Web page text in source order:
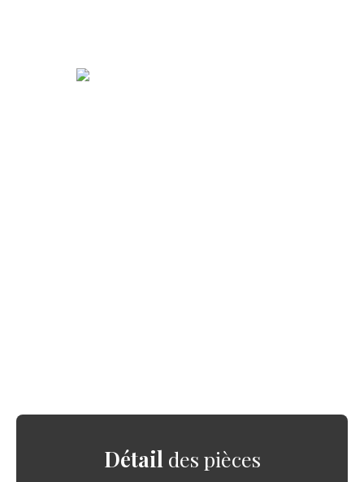
Détail des pièces